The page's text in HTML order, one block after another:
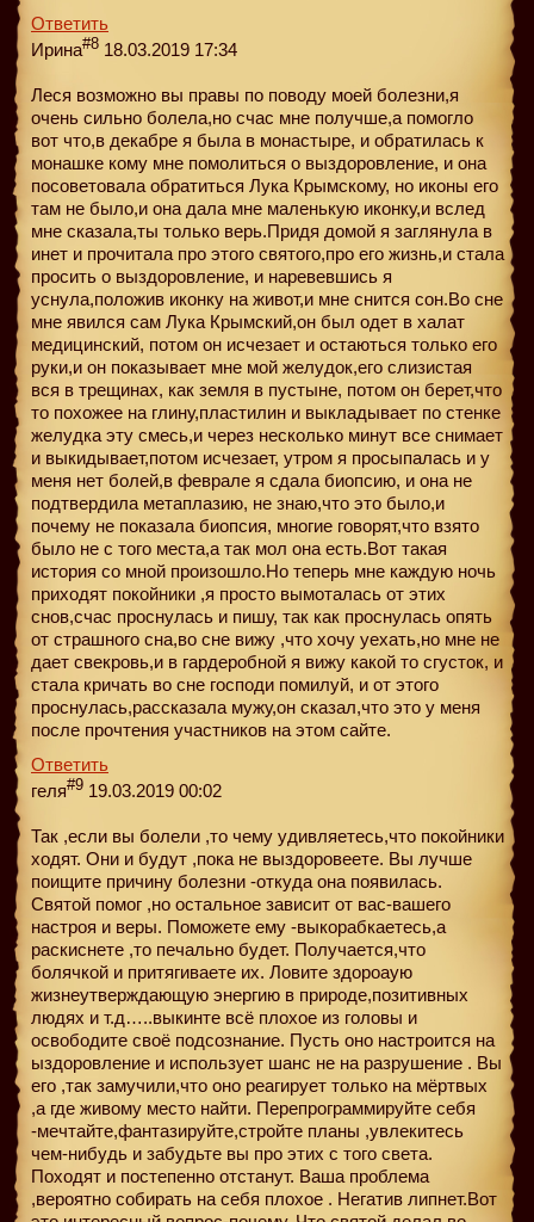
Ответить
Ирина#8 18.03.2019 17:34
Леся возможно вы правы по поводу моей болезни,я
очень сильно болела,но счас мне получше,а помогло
вот что,в декабре я была в монастыре, и обратилась к
монашке кому мне помолиться о выздоровление, и она
посоветовала обратиться Лука Крымскому, но иконы его
там не было,и она дала мне маленькую иконку,и вслед
мне сказала,ты только верь.Придя домой я заглянула в
инет и прочитала про этого святого,про его жизнь,и стала
просить о выздоровление, и наревевшись я
уснула,положив иконку на живот,и мне снится сон.Во сне
мне явился сам Лука Крымский,он был одет в халат
медицинский, потом он исчезает и остаються только его
руки,и он показывает мне мой желудок,его слизистая
вся в трещинах, как земля в пустыне, потом он берет,что
то похожее на глину,пластилин и выкладывает по стенке
желудка эту смесь,и через несколько минут все снимает
и выкидывает,потом исчезает, утром я просыпалась и у
меня нет болей,в феврале я сдала биопсию, и она не
подтвердила метаплазию, не знаю,что это было,и
почему не показала биопсия, многие говорят,что взято
было не с того места,а так мол она есть.Вот такая
история со мной произошло.Но теперь мне каждую ночь
приходят покойники ,я просто вымоталась от этих
снов,счас проснулась и пишу, так как проснулась опять
от страшного сна,во сне вижу ,что хочу уехать,но мне не
дает свекровь,и в гардеробной я вижу какой то сгусток, и
стала кричать во сне господи помилуй, и от этого
проснулась,рассказала мужу,он сказал,что это у меня
после прочтения участников на этом сайте.
Ответить
геля#9 19.03.2019 00:02
Так ,если вы болели ,то чему удивляетесь,что покойники
ходят. Они и будут ,пока не выздоровеете. Вы лучше
поищите причину болезни -откуда она появилась.
Святой помог ,но остальное зависит от вас-вашего
настроя и веры. Поможете ему -выкорабкаетесь,а
раскиснете ,то печально будет. Получается,что
болячкой и притягиваете их. Ловите здороаую
жизнеутверждающую энергию в природе,позитивных
людях и т.д…..выкинте всё плохое из головы и
освободите своё подсознание. Пусть оно настроится на
ыздоровление и использует шанс не на разрушение . Вы
его ,так замучили,что оно реагирует только на мёртвых
,а где живому место найти. Перепрограммируйте себя
-мечтайте,фантазируйте,стройте планы ,увлекитесь
чем-нибудь и забудьте вы про этих с того света.
Походят и постепенно отстанут. Ваша проблема
,вероятно собирать на себя плохое . Негатив липнет.Вот